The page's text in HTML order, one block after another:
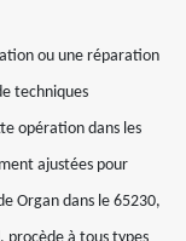
ou une réparation
techniques
opération dans les
ajustées pour
Organ dans le 65230,